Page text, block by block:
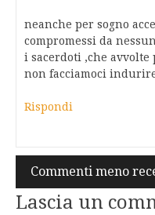
neanche per sogno
compromessi da
i sacerdoti ,che
non facciamoci
Rispondi
Navigazione
commenti
Commenti meno
Lascia un